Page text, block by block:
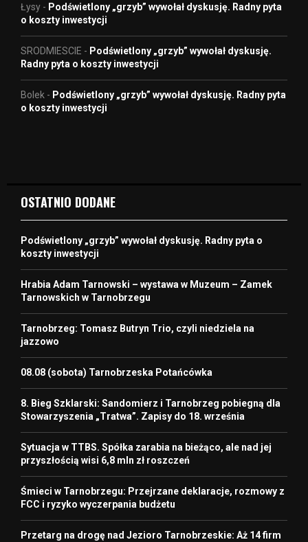
Łysy - Podświetlony „grzyb” wywołał dyskusję. Radny pyta
o koszty inwestycji
SRODMIESCIE - Podświetlony „grzyb” wywołał dyskusję.
Radny pyta o koszty inwestycji
Bolek - Podświetlony „grzyb” wywołał dyskusję. Radny pyta
o koszty inwestycji
OSTATNIO DODANE
Podświetlony „grzyb” wywołał dyskusję. Radny pyta o
koszty inwestycji
Hrabia Adam Tarnowski – wystawa w Muzeum – Zamek
Tarnowskich w Tarnobrzegu
Tarnobrzeg: Tomasz Butryn Trio, czyli niedziela na
jazzowo
08.08 (sobota) Tarnobrzeska Potańcówka
8. Bieg Szklarski: Sandomierz i Tarnobrzeg pobiegną dla
Stowarzyszenia „Tratwa”. Zapisy do 18. września
Sytuacja w TTBS. Spółka zarabia na bieżąco, ale nad jej
przyszłością wisi 6,8 mln zł roszczeń
Śmieci w Tarnobrzegu: Przejrzane deklaracje, rozmowy z
FCC i ryzyko wyczerpania budżetu
Przetarg na drogę nad Jezioro Tarnobrzeskie: Aż 14 firm